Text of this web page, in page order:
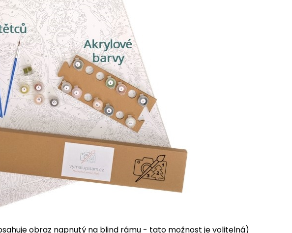
obraz napnutý na blind rámu - tato možnost je volitelná)